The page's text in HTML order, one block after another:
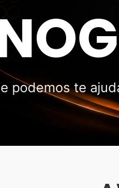
podemos te